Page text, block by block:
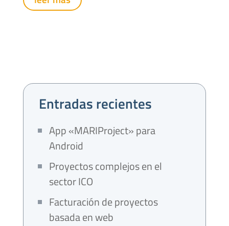
Entradas recientes
App «MARIProject» para
Android
Proyectos complejos en el
sector ICO
Facturación de proyectos
basada en web